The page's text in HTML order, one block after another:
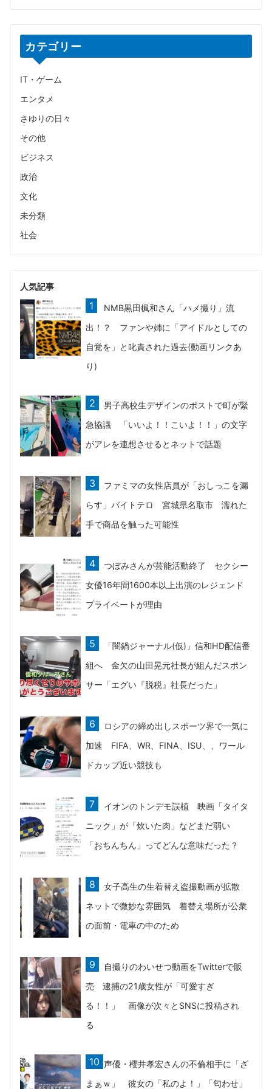
カテゴリー
IT・ゲーム
エンタメ
さゆりの日々
その他
ビジネス
政治
文化
未分類
社会
人気記事
NMB黒田楓和さん「ハメ撮り」流
出！？ ファンや姉に「アイドルとしての
自覚を」と叱責された過去(動画リンクあ
り)
男子高校生デザインのポストで町が緊
急協議 「いいよ！！こいよ！！」の文字
がアレを連想させるとネットで話題
ファミマの女性店員が「おしっこを漏
らす」バイトテロ 宮城県名取市 濡れた
手で商品を触った可能性
つぼみさんが芸能活動終了 セクシー
女優16年間1600本以上出演のレジェンド
プライベートが理由
「闇鍋ジャーナル(仮)」信和HD配信番
組へ 金欠の山田晃元社長が組んだスポン
サー「エグい『脱税』社長だった」
ロシアの締め出しスポーツ界で一気に
加速 FIFA、WR、FINA、ISU、、ワール
ドカップ近い競技も
イオンのトンデモ誤植 映画「タイタ
ニック」が「炊いた肉」などまだ弱い
「おちんちん」ってどんな意味だった？
女子高生の生着替え盗撮動画が拡散
ネットで微妙な雰囲気 着替え場所が公衆
の面前・電車の中のため
自撮りのわいせつ動画をTwitterで販
売 逮捕の21歳女性が「可愛すぎ
る！！」 画像が次々とSNSに投稿され
る
声優・櫻井孝宏さんの不倫相手に「ざ
まぁｗ」 彼女の「私のよ！」「匂わせ」